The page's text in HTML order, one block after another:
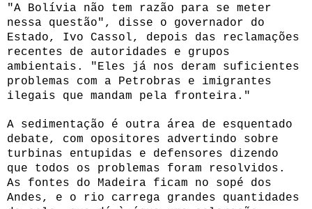
"A Bolívia não tem razão para se meter
nessa questão", disse o governador do
Estado, Ivo Cassol, depois das reclamações
recentes de autoridades e grupos
ambientais. "Eles já nos deram suficientes
problemas com a Petrobras e imigrantes
ilegais que mandam pela fronteira."
A sedimentação é outra área de esquentado
debate, com opositores advertindo sobre
turbinas entupidas e defensores dizendo
que todos os problemas foram resolvidos.
As fontes do Madeira ficam no sopé dos
Andes, e o rio carrega grandes quantidades